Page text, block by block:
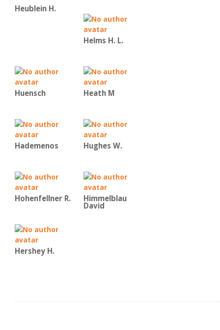
Heublein H.
Helms H. L.
Huensch Heath M
Hademenos Hughes W.
Hohenfellner R. Himmelblau
David
Hershey H.